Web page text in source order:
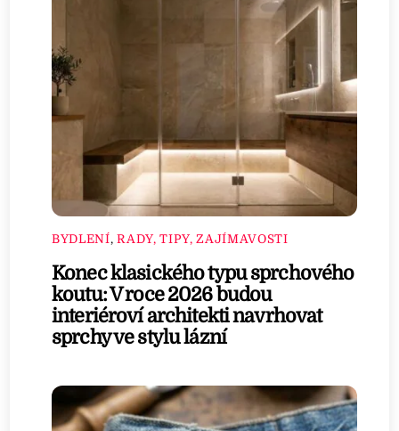
BYDLENÍ,RADY, TIPY, ZAJÍMAVOSTI
Konec klasického typu sprchového
koutu: V roce 2026 budou
interiéroví architekti navrhovat
sprchy ve stylu lázní